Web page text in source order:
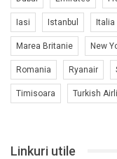
Iasi Istanbul Italia
Marea Britanie New
Romania Ryanair
Timisoara Turkish
Linkuri utile